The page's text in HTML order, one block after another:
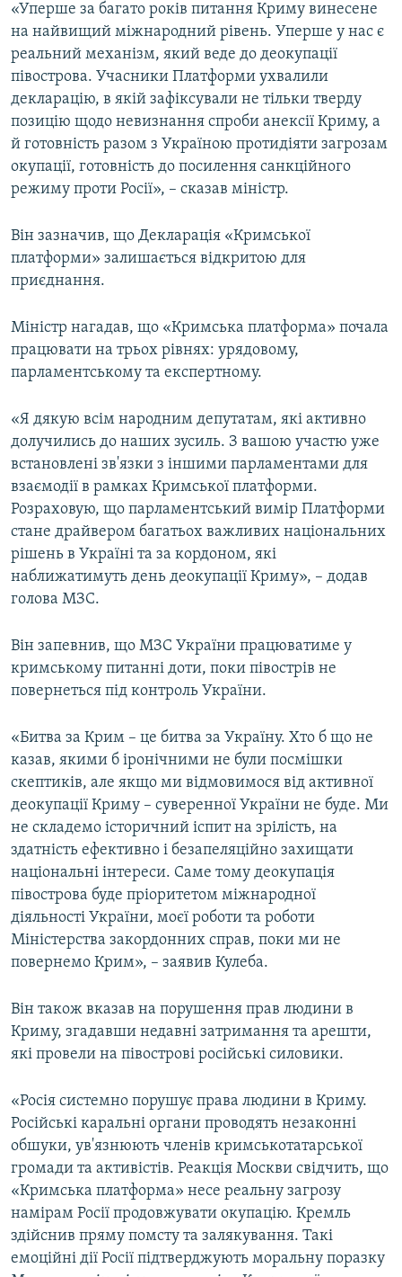
«Уперше за багато років питання Криму винесене
на найвищий міжнародний рівень. Уперше у нас є
реальний механізм, який веде до деокупації
півострова. Учасники Платформи ухвалили
декларацію, в якій зафіксували не тільки тверду
позицію щодо невизнання спроби анексії Криму, а
й готовність разом з Україною протидіяти загрозам
окупації, готовність до посилення санкційного
режиму проти Росії», – сказав міністр.
Він зазначив, що Декларація «Кримської
платформи» залишається відкритою для
приєднання.
Міністр нагадав, що «Кримська платформа» почала
працювати на трьох рівнях: урядовому,
парламентському та експертному.
«Я дякую всім народним депутатам, які активно
долучились до наших зусиль. З вашою участю уже
встановлені зв'язки з іншими парламентами для
взаємодії в рамках Кримської платформи.
Розраховую, що парламентський вимір Платформи
стане драйвером багатьох важливих національних
рішень в Україні та за кордоном, які
наближатимуть день деокупації Криму», – додав
голова МЗС.
Він запевнив, що МЗС України працюватиме у
кримському питанні доти, поки півострів не
повернеться під контроль України.
«Битва за Крим – це битва за Україну. Хто б що не
казав, якими б іронічними не були посмішки
скептиків, але якщо ми відмовимося від активної
деокупації Криму – суверенної України не буде. Ми
не складемо історичний іспит на зрілість, на
здатність ефективно і безапеляційно захищати
національні інтереси. Саме тому деокупація
півострова буде пріоритетом міжнародної
діяльності України, моєї роботи та роботи
Міністерства закордонних справ, поки ми не
повернемо Крим», – заявив Кулеба.
Він також вказав на порушення прав людини в
Криму, згадавши недавні затримання та арешти,
які провели на півострові російські силовики.
«Росія системно порушує права людини в Криму.
Російські каральні органи проводять незаконні
обшуки, ув'язнюють членів кримськотатарської
громади та активістів. Реакція Москви свідчить, що
«Кримська платформа» несе реальну загрозу
намірам Росії продовжувати окупацію. Кремль
здійснив пряму помсту та залякування. Такі
емоційні дії Росії підтверджують моральну поразку